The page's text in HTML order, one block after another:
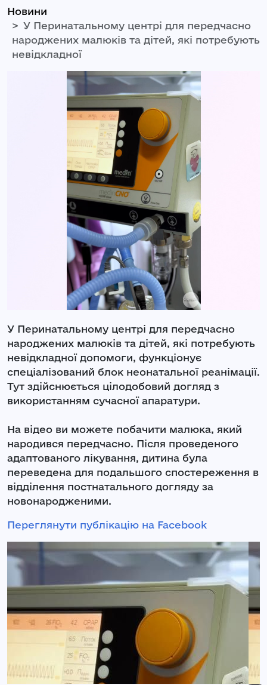
Новини
У Перинатальному центрі для передчасно
народжених малюків та дітей, які потребують
невідкладної
У Перинатальному центрі для передчасно
народжених малюків та дітей, які потребують
невідкладної допомоги, функціонує
спеціалізований блок неонатальної реанімації.
Тут здійснюється цілодобовий догляд з
використанням сучасної апаратури.
На відео ви можете побачити малюка, який
народився передчасно. Після проведеного
адаптованого лікування, дитина була
переведена для подальшого спостереження в
відділення постнатального догляду за
новонародженими.
Переглянути публікацію на Facebook